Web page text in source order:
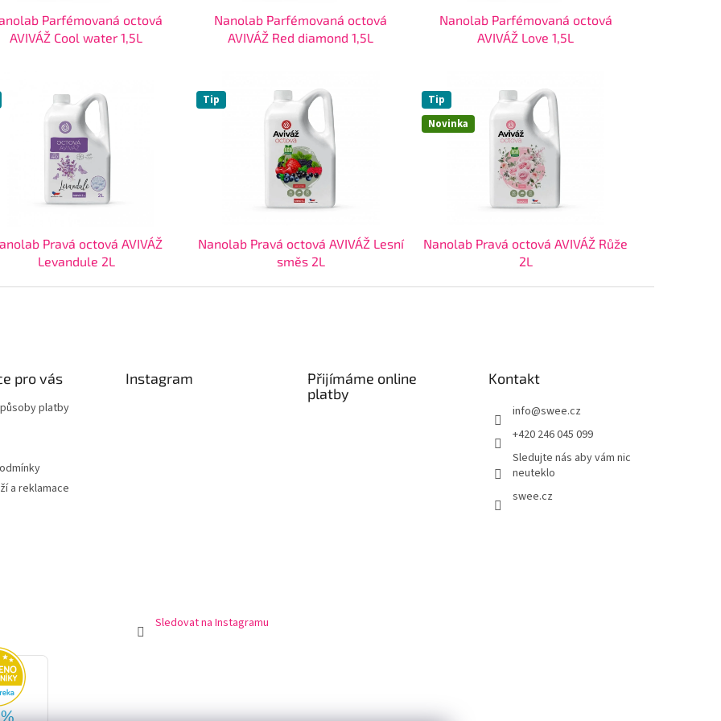
Parfémovaná octová
AVIVÁŽ Cool water 1,5L
Nanolab Parfémovaná octová
AVIVÁŽ Red diamond 1,5L
Nanolab Parfémovaná octová
AVIVÁŽ Love 1,5L
Pravá octová AVIVÁŽ
Levandule 2L
Tip
Nanolab Pravá octová AVIVÁŽ Lesní
směs 2L
Novinka
Tip
Nanolab Pravá octová AVIVÁŽ Růže
2L
pro vás
platby
a reklamace
Instagram
Sledovat na Instagramu
Přijímáme online
platby
Kontakt
info@swee.cz
+420 246 045 099
Sledujte nás aby vám nic
neuteklo
swee.cz